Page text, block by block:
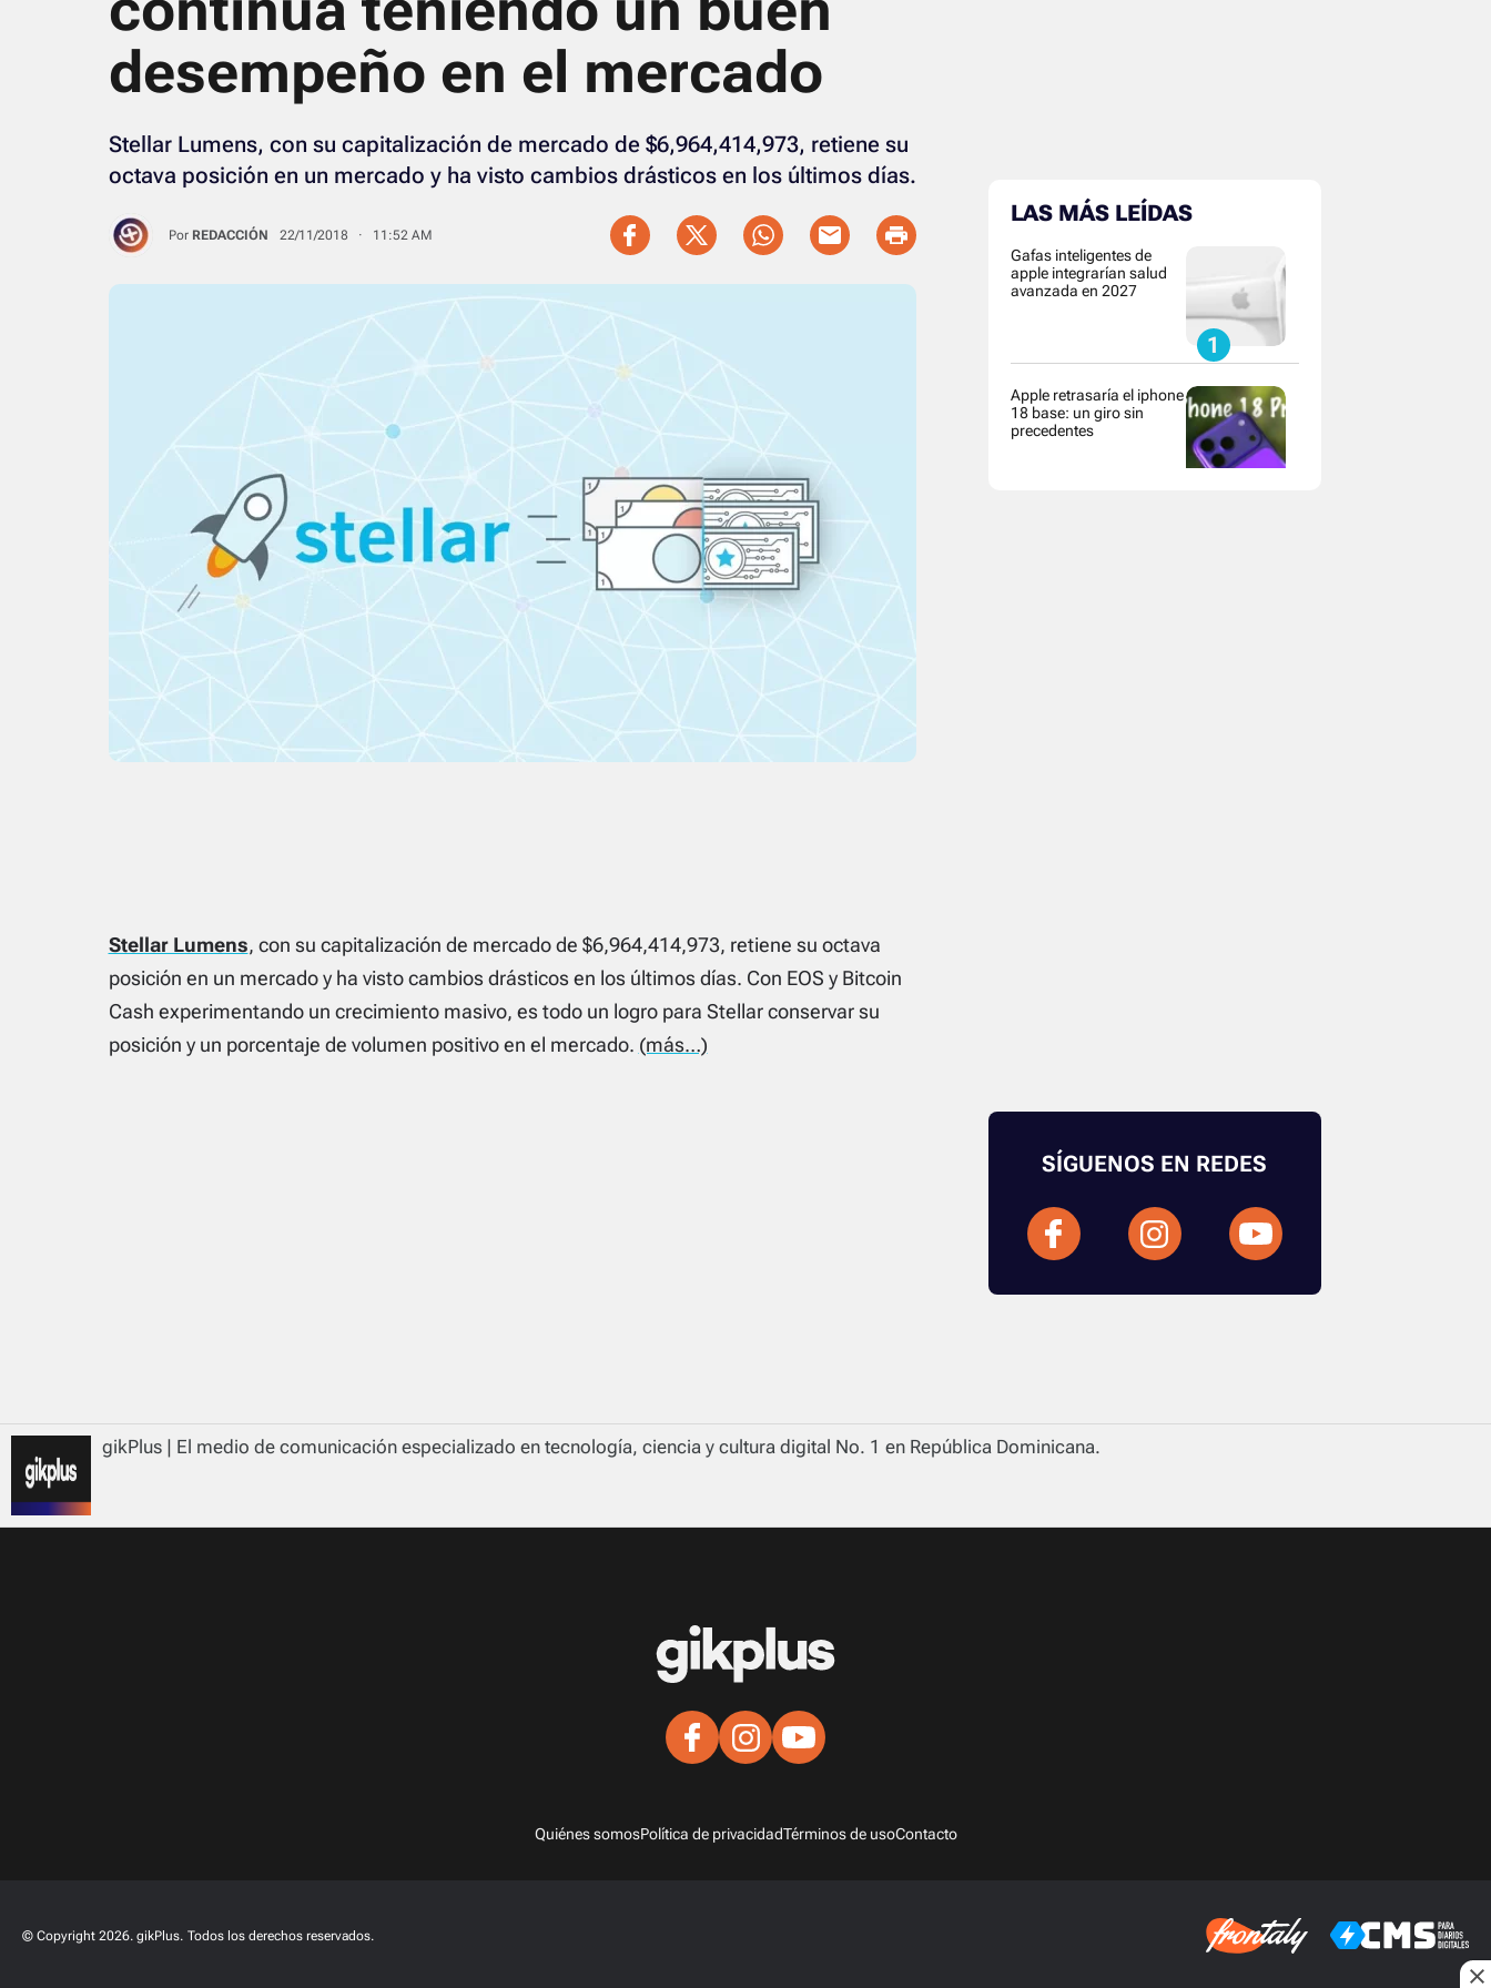
desempeño en el mercado
Stellar Lumens, con su capitalización de mercado de $6,964,414,973, retiene su
octava posición en un mercado y ha visto cambios drásticos en los últimos días.
Por REDACCIÓN 22/11/2018 · 11:52 AM
Stellar Lumens, con su capitalización de mercado de $6,964,414,973, retiene su octava
posición en un mercado y ha visto cambios drásticos en los últimos días. Con EOS y Bitcoin
Cash experimentando un crecimiento masivo, es todo un logro para Stellar conservar su
posición y un porcentaje de volumen positivo en el mercado. (más…)
LAS MÁS LEÍDAS
Gafas inteligentes de
apple integrarían salud
avanzada en 2027
Apple retrasaría el iphone
18 base: un giro sin
precedentes
SÍGUENOS EN REDES
gikPlus | El medio de comunicación especializado en tecnología, ciencia y cultura digital No. 1 en República Dominicana.
Quiénes somosPolítica de privacidadTérminos de usoContacto
© Copyright 2026. gikPlus. Todos los derechos reservados.